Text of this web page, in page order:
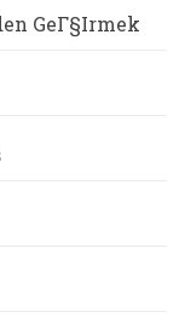
GeГ§irmek